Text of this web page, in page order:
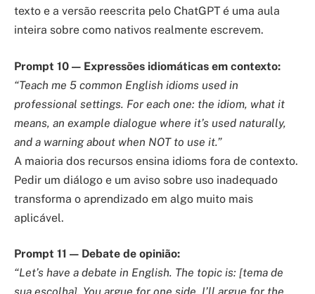
texto e a versão reescrita pelo ChatGPT é uma aula
inteira sobre como nativos realmente escrevem.
Prompt 10 — Expressões idiomáticas em contexto:
“Teach me 5 common English idioms used in
professional settings. For each one: the idiom, what it
means, an example dialogue where it’s used naturally,
and a warning about when NOT to use it.”
A maioria dos recursos ensina idioms fora de contexto.
Pedir um diálogo e um aviso sobre uso inadequado
transforma o aprendizado em algo muito mais
aplicável.
Prompt 11 — Debate de opinião:
“Let’s have a debate in English. The topic is: [tema de